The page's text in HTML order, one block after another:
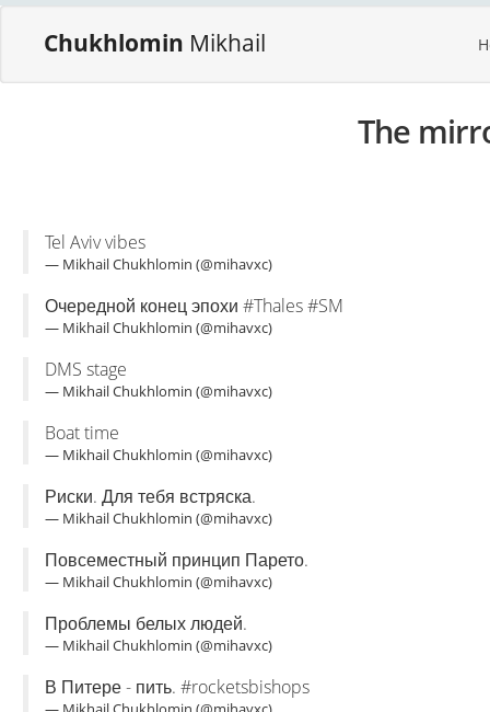
Chukhlomin Mikhail
The
Tel Aviv vibes
— Mikhail Chukhlomin (@mihavxc)
Очередной конец эпохи #Thales #SM
— Mikhail Chukhlomin (@mihavxc)
DMS stage
— Mikhail Chukhlomin (@mihavxc)
Boat time
— Mikhail Chukhlomin (@mihavxc)
Риски. Для тебя встряска.
— Mikhail Chukhlomin (@mihavxc)
Повсеместный принцип Парето.
— Mikhail Chukhlomin (@mihavxc)
Проблемы белых людей.
— Mikhail Chukhlomin (@mihavxc)
В Питере - пить. #rocketsbishops